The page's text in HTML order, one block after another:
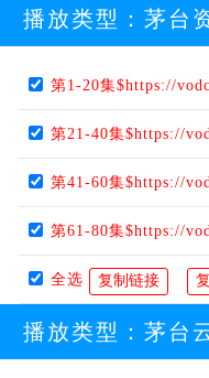
播放类型： 茅台
第1-20集$https://
第21-40集$https://
第41-60集$https://
第61-80集$https://
全选
播放类型： 茅台